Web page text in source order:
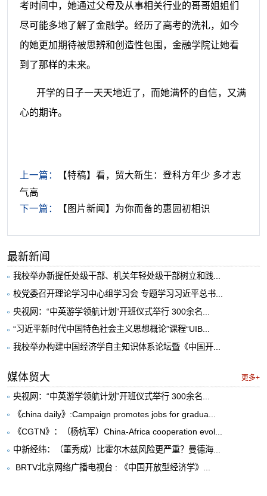
考时间中，她通过父母及从事相关行业的哥哥姐姐们
尽可能多地了解了金融学。经历了高考的洗礼，如今
的她更加期待被思辨和创造性包围，金融学院让她看
到了那样的未来。
开学的日子一天天地近了，而她满怀的自信，又满
心的期许。
上一篇：
【特稿】看，贸大新生：登科方年少 多才志
气高
下一篇：
【图片新闻】为你而备的惠园初相识
最新新闻
我校举办新提任处级干部、机关年轻处级干部树立和践...
校党委召开理论学习中心组学习会 专题学习习近平总书...
央视网：“中英游学领航计划”开班仪式举行 300余名...
“习近平新时代中国特色社会主义思想概论”课程“UIB...
我校举办构建中国经济学自主知识体系论坛暨《中国开...
媒体贸大 更多+
央视网：“中英游学领航计划”开班仪式举行 300余名...
《china daily》:Campaign promotes jobs for gradua...
《CGTN》：（杨杭军）China-Africa cooperation evol...
中新经纬：（董秀成）比霍尔木兹风险更严重？曼德海...
​ BRTV北京网络广播电视台 : 《中国开放型经济学》...